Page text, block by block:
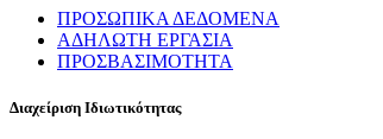
ΠΡΟΣΩΠΙΚΑ ΔΕΔΟΜΕΝΑ
ΑΔΗΛΩΤΗ ΕΡΓΑΣΙΑ
ΠΡΟΣΒΑΣΙΜΟΤΗΤΑ
Διαχείριση Ιδιωτικότητας